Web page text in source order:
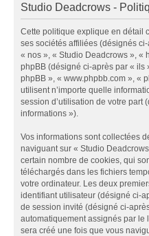
Studio Deadcrows -
Cette politique explique en détail
ses sociétés affiliées (désignés
« nos », « Studio Deadcrows », «
phpBB (désigné ci-après par « ils
phpBB », « www.phpbb.com », «
utilisent n’importe quelle
session d’utilisation de votre part
informations »).
Vos informations sont collectées
naviguant sur « Studio
certain nombre de cookies, qui
téléchargés dans les fichiers
votre ordinateur. Les deux
identifiant utilisateur (désigné ci-
de session invité (désigné ci-
automatiquement assignés par le
sera créé une fois que vous